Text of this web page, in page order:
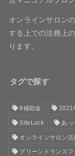
オンラインサロン
する上での法務上
ります。
タグで探す
#補助金 2021
SiteLock あっ
オンラインサロン活
グリーントランス